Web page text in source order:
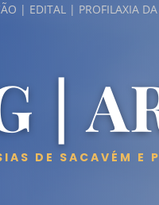
| EDITAL | PROFILAXIA
|
DE SACAVÉM E